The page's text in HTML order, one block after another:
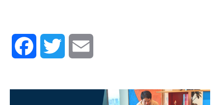
Facebook Twitter